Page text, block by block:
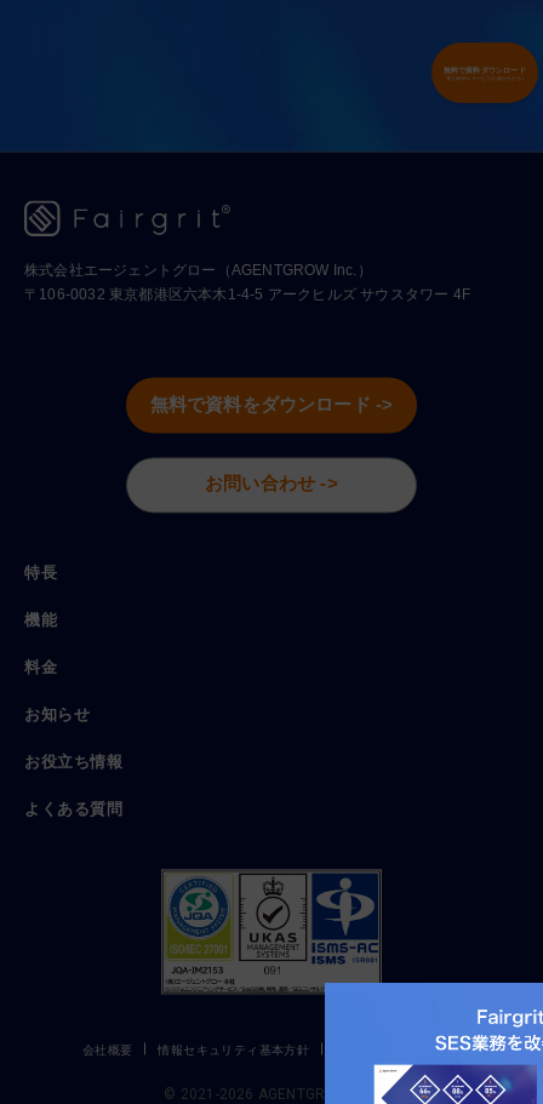
無料で資料ダウンロード
導入事例やサービス詳細が分かる!
株式会社エージェントグロー（AGENTGROW Inc.）
〒106-0032 東京都港区六本木1-4-5 アークヒルズ サウスタワー 4F
無料で資料をダウンロード ->
お問い合わせ ->
特長
機能
料金
お知らせ
お役立ち情報
よくある質問
会社概要 情報セキュリティ基本方針 プライバシーポリシー
© 2021-2026 AGENTGROW Inc.